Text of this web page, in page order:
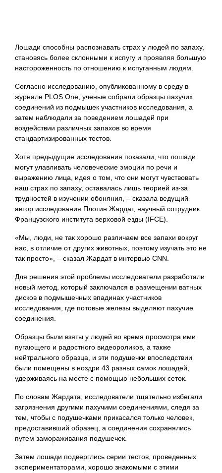
Лошади способны распознавать страх у людей по запаху,
становясь более склонными к испугу и проявляя большую
настороженность по отношению к испуганным людям.
Согласно исследованию, опубликованному в среду в
журнале PLOS One, ученые собрали образцы пахучих
соединений из подмышек участников исследования, а
затем наблюдали за поведением лошадей при
воздействии различных запахов во время
стандартизированных тестов.
Хотя предыдущие исследования показали, что лошади
могут улавливать человеческие эмоции по речи и
выражению лица, идея о том, что они могут чувствовать
наш страх по запаху, оставалась лишь теорией из-за
трудностей в изучении обоняния, – сказала ведущий
автор исследования Плотин Жардат, научный сотрудник
Французского института верховой езды (IFCE).
«Мы, люди, не так хорошо различаем все запахи вокруг
нас, в отличие от других животных, поэтому изучать это не
так просто», – сказал Жардат в интервью CNN.
Для решения этой проблемы исследователи разработали
новый метод, который заключался в размещении ватных
дисков в подмышечных впадинах участников
исследования, где потовые железы выделяют пахучие
соединения.
Образцы были взяты у людей во время просмотра ими
пугающего и радостного видеороликов, а также
нейтрального образца, и эти подушечки впоследствии
были помещены в ноздри 43 разных самок лошадей,
удерживаясь на месте с помощью небольших сеток.
По словам Жардата, исследователи тщательно избегали
загрязнения другими пахучими соединениями, следя за
тем, чтобы с подушечками прикасался только человек,
предоставивший образец, а соединения сохранялись
путем замораживания подушечек.
Затем лошади подверглись серии тестов, проведенных
экспериментаторами, хорошо знакомыми с этими